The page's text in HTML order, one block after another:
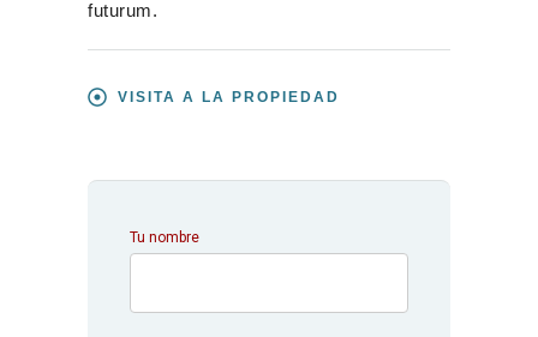
futurum.
VISITA A LA PROPIEDAD
Tu nombre